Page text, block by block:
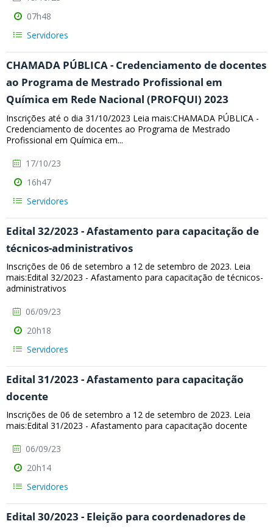
07h48
Servidores
CHAMADA PÚBLICA - Credenciamento de docentes
ao Programa de Mestrado Profissional em
Química em Rede Nacional (PROFQUI) 2023
Inscrições até o dia 31/10/2023 Leia mais:CHAMADA PÚBLICA -
Credenciamento de docentes ao Programa de Mestrado
Profissional em Química em...
17/10/23
16h47
Servidores
Edital 32/2023 - Afastamento para capacitação de
técnicos-administrativos
Inscrições de 06 de setembro a 12 de setembro de 2023. Leia
mais:Edital 32/2023 - Afastamento para capacitação de técnicos-
administrativos
06/09/23
20h18
Servidores
Edital 31/2023 - Afastamento para capacitação
docente
Inscrições de 06 de setembro a 12 de setembro de 2023. Leia
mais:Edital 31/2023 - Afastamento para capacitação docente
06/09/23
20h14
Servidores
Edital 30/2023 - Eleição para coordenadores de